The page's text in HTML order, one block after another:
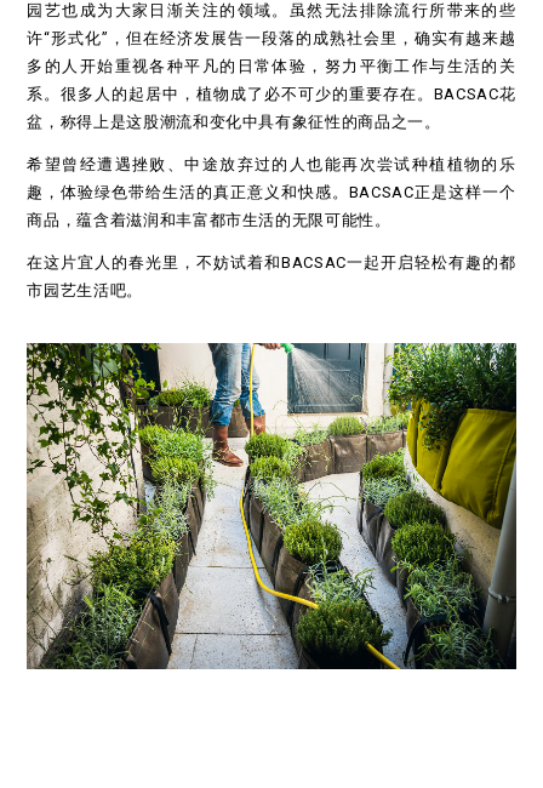
园艺也成为大家日渐关注的领域。虽然无法排除流行所带来的些
许“形式化”，但在经济发展告一段落的成熟社会里，确实有越来越
多的人开始重视各种平凡的日常体验，努力平衡工作与生活的关
系。很多人的起居中，植物成了必不可少的重要存在。BACSAC花
盆，称得上是这股潮流和变化中具有象征性的商品之一。
希望曾经遭遇挫败、中途放弃过的人也能再次尝试种植植物的乐
趣，体验绿色带给生活的真正意义和快感。BACSAC正是这样一个
商品，蕴含着滋润和丰富都市生活的无限可能性。
在这片宜人的春光里，不妨试着和BACSAC一起开启轻松有趣的都
市园艺生活吧。